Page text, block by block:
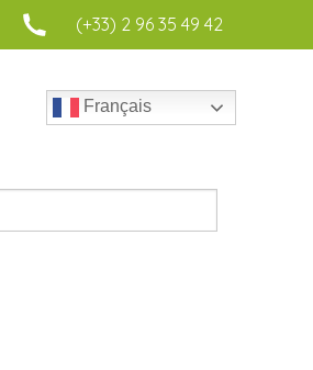
(+33) 2 96 35 49 42
Français